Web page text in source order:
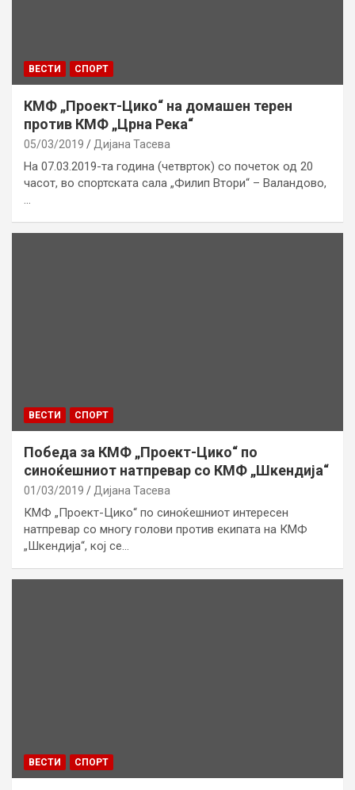
ВЕСТИ СПОРТ
КМФ „Проект-Цико“ на домашен терен
против КМФ „Црна Река“
05/03/2019 Дијана Тасева
На 07.03.2019-та година (четврток) со почеток од 20
часот, во спортската сала „Филип Втори“ – Валандово,
ВЕСТИ СПОРТ
Победа за КМФ „Проект-Цико“ по
синоќешниот натпревар со КМФ „Шкендија“
01/03/2019 Дијана Тасева
КМФ „Проект-Цико“ по синоќешниот интересен
натпревар со многу голови против екипата на КМФ
„Шкендија“, кој се…
ВЕСТИ СПОРТ